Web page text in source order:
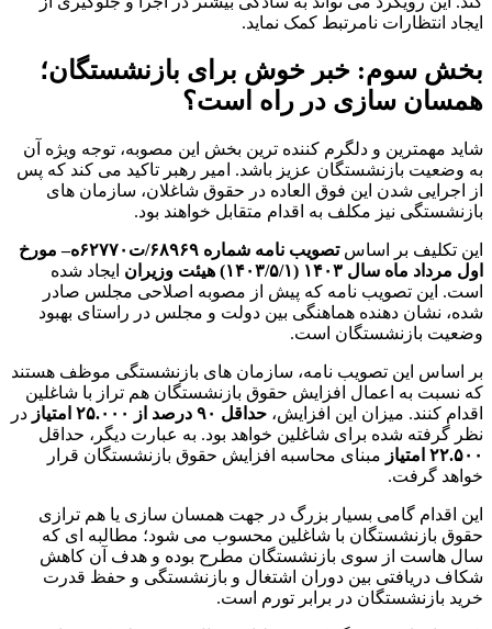
ایجاد انتظارات نامرتبط کمک نماید.
بخش سوم: خبر خوش برای بازنشستگان؛
همسان سازی در راه است؟
شاید مهمترین و دلگرم کننده ترین بخش این مصوبه، توجه ویژه آن
به وضعیت بازنشستگان عزیز باشد. امیر رهبر تاکید می کند که پس
از اجرایی شدن این فوق العاده در حقوق شاغلان، سازمان های
بازنشستگی نیز مکلف به اقدام متقابل خواهند بود.
این تکلیف بر اساس
تصویب نامه شماره ۶۸۹۶۹/ت۶۲۷۷۰ه– مورخ
اول مرداد ماه سال ۱۴۰۳ (۱۴۰۳/۵/۱) هیئت وزیران
ایجاد شده
است. این تصویب نامه که پیش از مصوبه اصلاحی مجلس صادر
شده، نشان دهنده هماهنگی بین دولت و مجلس در راستای بهبود
وضعیت بازنشستگان است.
بر اساس این تصویب نامه، سازمان های بازنشستگی موظف هستند
که نسبت به اعمال افزایش حقوق بازنشستگان هم تراز با شاغلین
اقدام کنند. میزان این افزایش، حداقل ۹۰ درصد از ۲۵.۰۰۰ امتیاز
در
نظر گرفته شده برای شاغلین خواهد بود. به عبارت دیگر، حداقل
۲۲.۵۰۰ امتیاز
مبنای محاسبه افزایش حقوق بازنشستگان قرار
خواهد گرفت.
این اقدام گامی بسیار بزرگ در جهت همسان سازی یا هم ترازی
حقوق بازنشستگان با شاغلین محسوب می شود؛ مطالبه ای که
سال هاست از سوی بازنشستگان مطرح بوده و هدف آن کاهش
شکاف دریافتی بین دوران اشتغال و بازنشستگی و حفظ قدرت
خرید بازنشستگان در برابر تورم است.